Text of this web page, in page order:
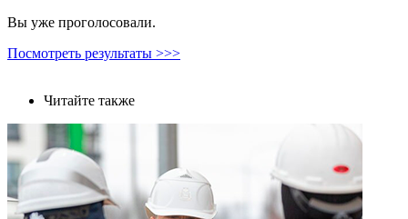
Вы уже проголосовали.
Посмотреть результаты >>>
Читайте также